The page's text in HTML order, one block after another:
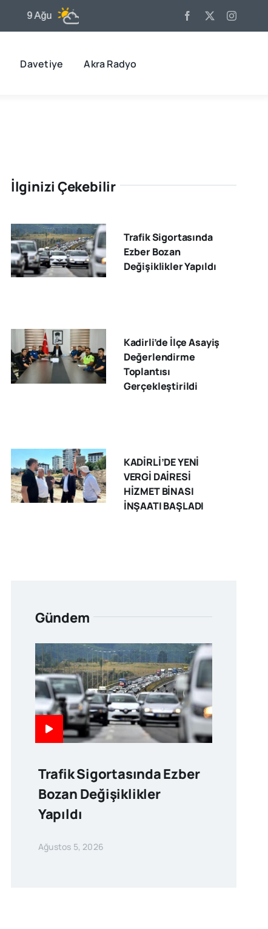
9 Ağu 31°C 32°C
Davetiye Akra Radyo
İlginizi Çekebilir
Trafik Sigortasında
Ezber Bozan
Değişiklikler Yapıldı
Kadirli’de İlçe Asayiş
Değerlendirme
Toplantısı
Gerçekleştirildi
KADİRLİ’DE YENİ
VERGİ DAİRESİ
HİZMET BİNASI
İNŞAATI BAŞLADI
Gündem
Trafik Sigortasında Ezber
Bozan Değişiklikler
Yapıldı
Ağustos 5, 2026